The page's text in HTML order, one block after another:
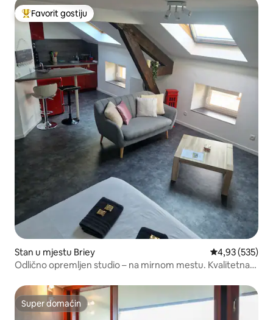
Glavni favorit gostiju
Favorit gostiju
Stan u mjestu Briey prosječna
4,93 (535)
Odlično opremljen studio – na mirnom mestu. Kvalitetna
Super domaćin
Super domaćin